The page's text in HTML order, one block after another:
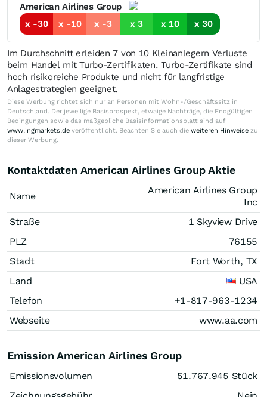
American Airlines Group
x -30
x -10 x -3 x 3 x 10 x 30
Im Durchschnitt erleiden 7 von 10 Kleinanlegern Verluste
beim Handel mit Turbo-Zertifikaten. Turbo-Zertifikate sind
hoch risikoreiche Produkte und nicht für langfristige
Anlagestrategien geeignet.
Diese Werbung richtet sich nur an Personen mit Wohn-/Geschäftssitz in
Deutschland. Der jeweilige Basisprospekt, etwaige Nachträge, die Endgültigen
Bedingungen sowie das maßgebliche Basisinformationsblatt sind auf
www.ingmarkets.de veröffentlicht. Beachten Sie auch die weiteren Hinweise zu
dieser Werbung.
Kontaktdaten American Airlines Group Aktie
Name
American Airlines Group
Inc
Straße
1 Skyview Drive
PLZ
76155
Stadt
Fort Worth, TX
Land
USA
Telefon
+1-817-963-1234
Webseite
www.aa.com
Emission American Airlines Group
Emissionsvolumen 51.767.945 Stück